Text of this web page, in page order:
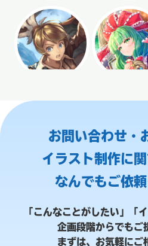
お問い合わせ・
イラスト制作に
なんでもご依頼
「こんなことがしたい」「
企画段階からでもご
まずは、お気軽にご